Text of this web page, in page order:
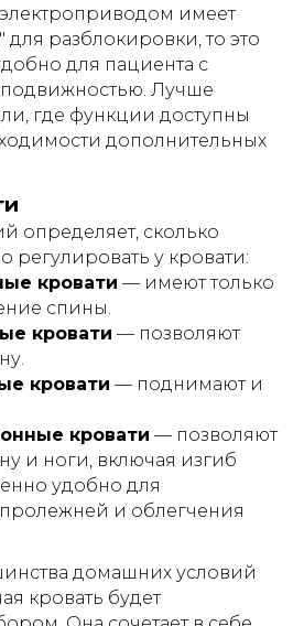
электроприводом имеет
для разблокировки, то это
для пациента с
Лучше
где функции доступны
дополнительных
определяет, сколько
у кровати:
кровати — имеют только
спины.
кровати — позволяют
кровати — поднимают и
кровати — позволяют
и ноги, включая изгиб
удобно для
и облегчения
домашних условий
кровать будет